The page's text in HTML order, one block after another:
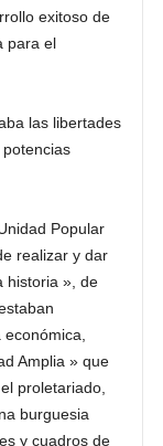
exitoso de
para el
las libertades
Popular
realizar y dar
historia », de
Amplia » que
proletariado,
burguesia
y cuadros de